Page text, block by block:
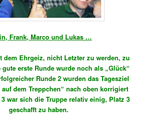
Frank, Marco und Lukas …
Ehrgeiz, nicht Letzter zu werden, zu
erste Runde wurde noch als „Glück“
Runde 2 wurden das Tagesziel
dem Treppchen“ nach oben korrigiert
war sich die Truppe relativ einig, Platz 3
geschafft zu haben.